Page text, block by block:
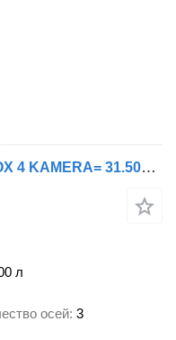
Menci SANTI TERMO TANK INOX 4 KAMERA= 31.500L WITH HEATING WEBASTO
л
осей 3